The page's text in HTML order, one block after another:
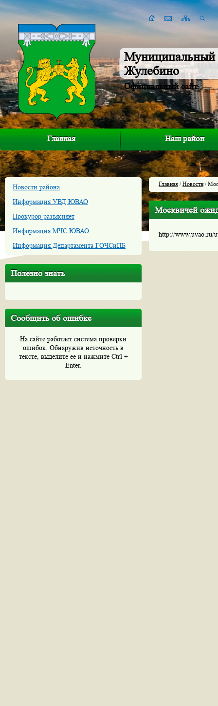
Муниципальный
Жулебино
Официальный сайт
Главная Наш район
Новости района
Информация УВД ЮВАО
Прокурор разъясняет
Информация МЧС ЮВАО
Информация Департамента ГОЧСиПБ
Полезно знать
Сообщить об ошибке
На сайте работает система проверки
ошибок. Обнаружив неточность в
тексте, выделите ее и нажмите Ctrl +
Enter.
Главная /Новости/
Москвичей
http://www.uvao.ru/